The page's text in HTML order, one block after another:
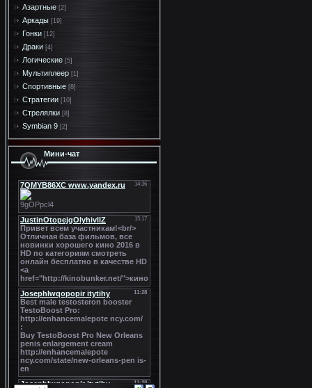
Азартные [2]
Аркады [19]
Гонки [12]
Драки [4]
Логические [5]
Мультиплеер [1]
Спортивные [8]
Стратегии [10]
Стрелялки [8]
Symbian 9 [2]
Мини-чат